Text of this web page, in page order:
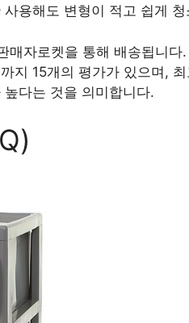
용해도 변형이 적고 쉽게
매자로켓을 통해 배송됩니
지 15개의 평가가 있으며,
다는 것을 의미합니다.